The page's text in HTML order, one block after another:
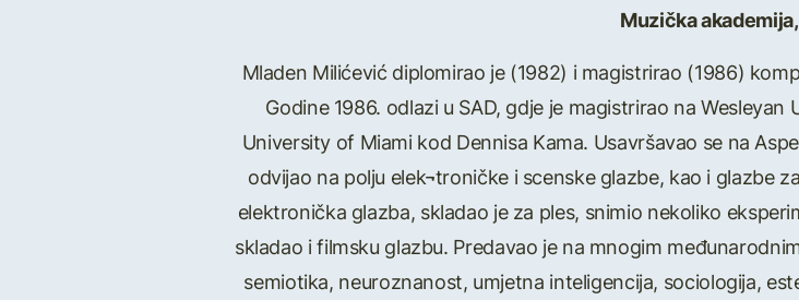
Muzička
Mladen Milićević diplomirao je (1982) i magistrirao (1986)
Godine 1986. odlazi u SAD, gdje je magistrirao na
University of Miami kod Dennisa Kama. Usavršavao se na
odvijao na polju elek¬troničke i scenske glazbe, kao i glazbe
elektronička glazba, skladao je za ples, snimio nekoliko
skladao i filmsku glazbu. Predavao je na mnogim
semiotika, neuroznanost, umjetna inteligencija, sociologija,